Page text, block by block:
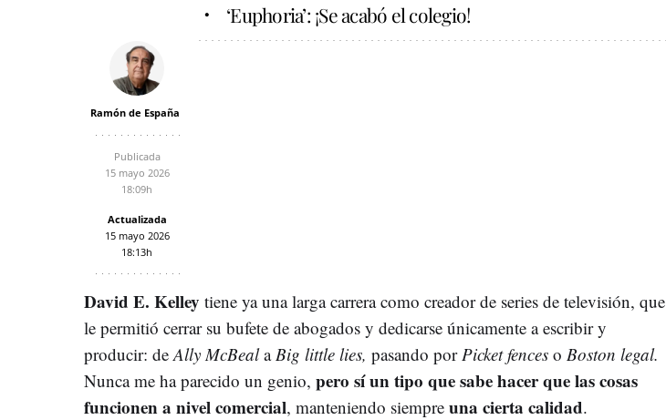
‘Euphoria’: ¡Se acabó el colegio!
Ramón de España
Publicada
15 mayo 2026
18:09h
Actualizada
15 mayo 2026
18:13h
David E. Kelley tiene ya una larga carrera como creador de series de televisión, que
le permitió cerrar su bufete de abogados y dedicarse únicamente a escribir y
producir: de Ally McBeala Big little lies, pasando por Picket fences o Boston legal.
Nunca me ha parecido un genio, pero sí un tipo que sabe hacer que las cosas
funcionen a nivel comercial, manteniendo siempre una cierta calidad.